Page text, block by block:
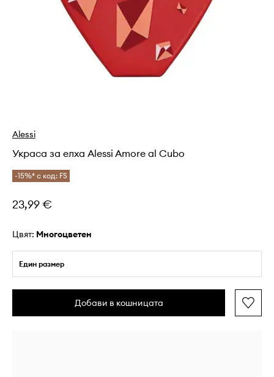
Alessi
Украса за елха Alessi Amore al Cubo
-15%* с код: FS
23,99 €
Цвят: многоцветен
Един размер
Добави в кошницата